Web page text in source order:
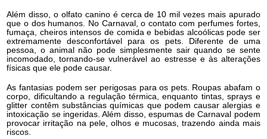
Além disso, o olfato canino é cerca de 10 mil vezes mais apurado
que o dos humanos. No Carnaval, o contato com perfumes fortes,
fumaça, cheiros intensos de comida e bebidas alcoólicas pode ser
extremamente desconfortável para os pets. Diferente de uma
pessoa, o animal não pode simplesmente sair quando se sente
incomodado, tornando-se vulnerável ao estresse e às alterações
físicas que ele pode causar.
As fantasias podem ser perigosas para os pets. Roupas abafam o
corpo, dificultando a regulação térmica, enquanto tintas, sprays e
glitter contêm substâncias químicas que podem causar alergias e
intoxicação se ingeridas. Além disso, espumas de Carnaval podem
provocar irritação na pele, olhos e mucosas, trazendo ainda mais
riscos.